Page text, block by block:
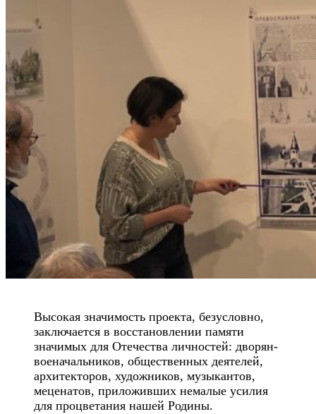
Высокая значимость проекта, безусловно,
заключается в восстановлении памяти
значимых для Отечества личностей: дворян-
военачальников, общественных деятелей,
архитекторов, художников, музыкантов,
меценатов, приложивших немалые усилия
для процветания нашей Родины.